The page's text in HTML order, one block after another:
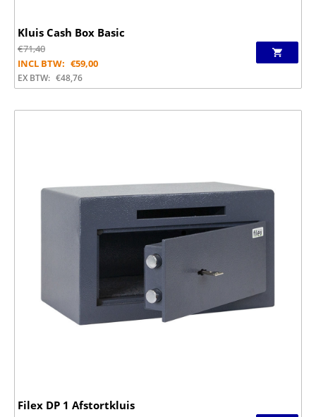
Kluis Cash Box Basic
€71,40
INCL BTW: €59,00
EX BTW: €48,76
Filex DP 1 Afstortkluis